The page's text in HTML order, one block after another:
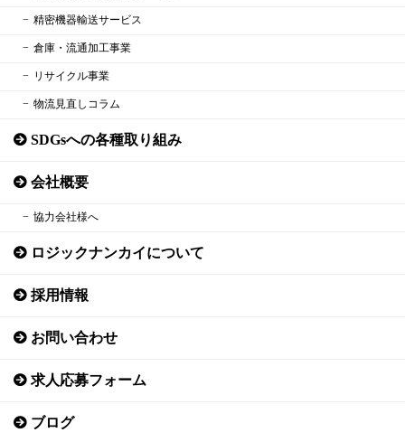
精密機器輸送サービス
倉庫・流通加工事業
リサイクル事業
物流見直しコラム
SDGsへの各種取り組み
会社概要
協力会社様へ
ロジックナンカイについて
採用情報
お問い合わせ
求人応募フォーム
ブログ